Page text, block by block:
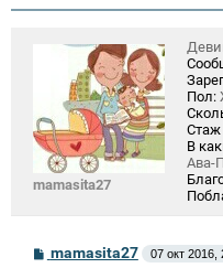
mamasita27
Пол:
Стаж
В
Ава-
Сmamasita27 07 окт 2016,